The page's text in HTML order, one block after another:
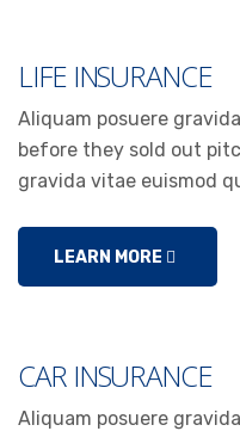
LIFE INSURANCE
Aliquam posuere
before they sold out
gravida vitae euismod
LEARN MORE
CAR INSURANCE
Aliquam posuere